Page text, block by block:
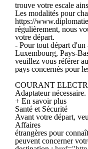
trouve votre escale
Les modalités pour
https://
régulièrement, nous
votre départ.
- Pour tout départ
Luxembourg, Pays-
veuillez vous référer
pays concernés pour
COURANT
Adaptateur nécessaire.
+ En savoir plus
Santé et Sécurité
Avant votre départ,
Affaires
étrangères pour
peuvent concerner